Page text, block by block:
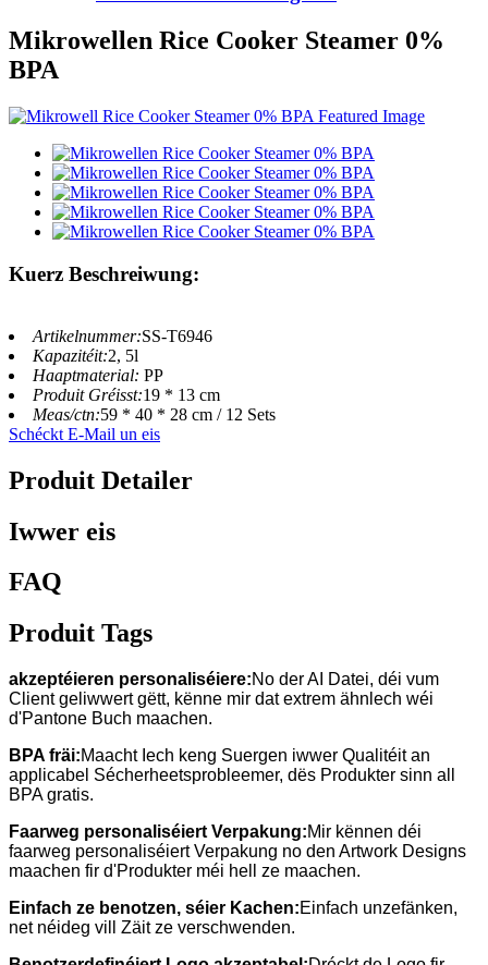
Mikrowellen Rice Cooker Steamer 0%
BPA
Kuerz Beschreiwung:
Artikelnummer:SS-T6946
Kapazitéit:2, 5l
Haaptmaterial: PP
Produit Gréisst:19 * 13 cm
Meas/ctn:59 * 40 * 28 cm / 12 Sets
Schéckt E-Mail un eis
Produit Detailer
Iwwer eis
FAQ
Produit Tags
akzeptéieren personaliséiere:No der AI Datei, déi vum
Client geliwwert gëtt, kënne mir dat extrem ähnlech wéi
d'Pantone Buch maachen.
BPA fräi:Maacht Iech keng Suergen iwwer Qualitéit an
applicabel Sécherheetsprobleemer, dës Produkter sinn all
BPA gratis.
Faarweg personaliséiert Verpakung:Mir kënnen déi
faarweg personaliséiert Verpakung no den Artwork Designs
maachen fir d'Produkter méi hell ze maachen.
Einfach ze benotzen, séier Kachen:Einfach unzefänken,
net néideg vill Zäit ze verschwenden.